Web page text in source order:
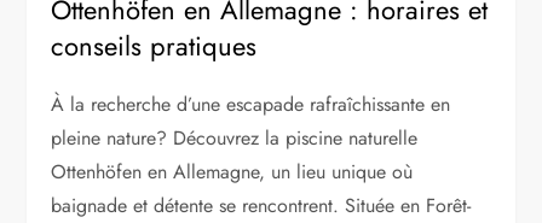
Ottenhöfen en Allemagne : horaires et
conseils pratiques
À la recherche d’une escapade rafraîchissante en
pleine nature? Découvrez la piscine naturelle
Ottenhöfen en Allemagne, un lieu unique où
baignade et détente se rencontrent. Située en Forêt-